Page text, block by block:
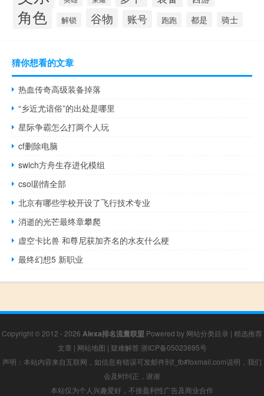
角色 解锁 谷物 账号 跑跑 都是 骑士
猜你想看的文章
热血传奇高级装备掉落
“乡近尤谙俗”的出处是哪里
星际争霸怎么打两个人玩
cf删除电脑
swich方舟生存进化模组
csol剧情全部
北京有哪些学校开设了飞行技术专业
消逝的光芒最终章攀爬
虚空卡比兽 和尊尼获加齐名的水友什么梗
最终幻想5 新职业
Copyright © 2012 - 2026 Alexa排名流量联盟 Powered by 网站分类目录 | 精选推荐
文章 | 网站地图 | 疑难解答 浙ICP备05023695号
声明：本站内容来自互联网，如信息有错误可发邮件到f_fb#foxmail.com说明，我们
会及时纠正，谢谢
本站仅为个人兴趣爱好，不接盈利性广告及商业合作